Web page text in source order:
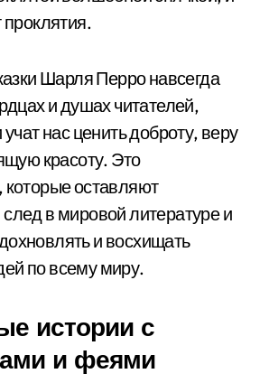
проклятия.
Шарля Перро навсегда
и душах читателей,
нас ценить доброту, веру
красоту. Это
которые оставляют
в мировой литературе и
и восхищать
по всему миру.
истории с
и феями